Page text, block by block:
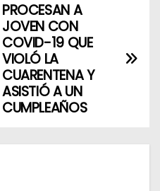
PROCESAN A
JOVEN CON
COVID-19 QUE
VIOLÓ LA
CUARENTENA Y
ASISTIÓ A UN
CUMPLEAÑOS